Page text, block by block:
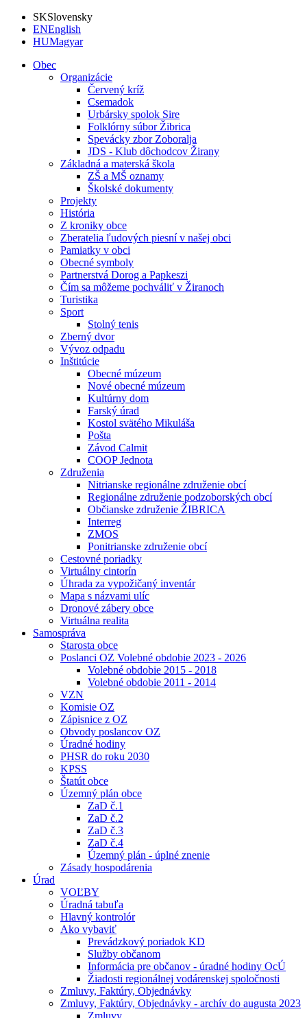
SKSlovensky
ENEnglish
HUMagyar
Obec
Organizácie
Červený kríž
Csemadok
Urbársky spolok Sire
Folklórny súbor Žibrica
Spevácky zbor Zoboralja
JDS - Klub dôchodcov Žirany
Základná a materská škola
ZŠ a MŠ oznamy
Školské dokumenty
Projekty
História
Z kroniky obce
Zberatelia ľudových piesní v našej obci
Pamiatky v obci
Obecné symboly
Partnerstvá Dorog a Papkeszi
Čím sa môžeme pochváliť v Žiranoch
Turistika
Sport
Stolný tenis
Zberný dvor
Vývoz odpadu
Inštitúcie
Obecné múzeum
Nové obecné múzeum
Kultúrny dom
Farský úrad
Kostol svätého Mikuláša
Pošta
Závod Calmit
COOP Jednota
Združenia
Nitrianske regionálne združenie obcí
Regionálne združenie podzoborských obcí
Občianske združenie ŽIBRICA
Interreg
ZMOS
Ponitrianske združenie obcí
Cestovné poriadky
Virtuálny cintorín
Úhrada za vypožičaný inventár
Mapa s názvami ulíc
Dronové zábery obce
Virtuálna realita
Samospráva
Starosta obce
Poslanci OZ Volebné obdobie 2023 - 2026
Volebné obdobie 2015 - 2018
Volebné obdobie 2011 - 2014
VZN
Komisie OZ
Zápisnice z OZ
Obvody poslancov OZ
Úradné hodiny
PHSR do roku 2030
KPSS
Štatút obce
Územný plán obce
ZaD č.1
ZaD č.2
ZaD č.3
ZaD č.4
Územný plán - úplné znenie
Zásady hospodárenia
Úrad
VOĽBY
Úradná tabuľa
Hlavný kontrolór
Ako vybaviť
Prevádzkový poriadok KD
Služby občanom
Informácia pre občanov - úradné hodiny OcÚ
Žiadosti regionálnej vodárenskej spoločnosti
Zmluvy, Faktúry, Objednávky
Zmluvy, Faktúry, Objednávky - archív do augusta 2023
Zmluvy